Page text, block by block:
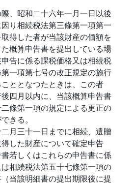
、昭和二十六年一月一日以後
り相続税法第三條第一項第一
得した者が当該財産の価額を
概算申告書を提出している場
告に係る課税価格又は相続税
一項第七号の改正規定の施行
ととなつたときは、この者
四月以内に、当該概算申告書
條第一項の規定による更正の
きる。
月三十一日までに相続、遺贈
した財産について確定申告
若しくはこれらの申告書に係
相続税法第五十七條第一項の
当該明細書の提出期限後に提